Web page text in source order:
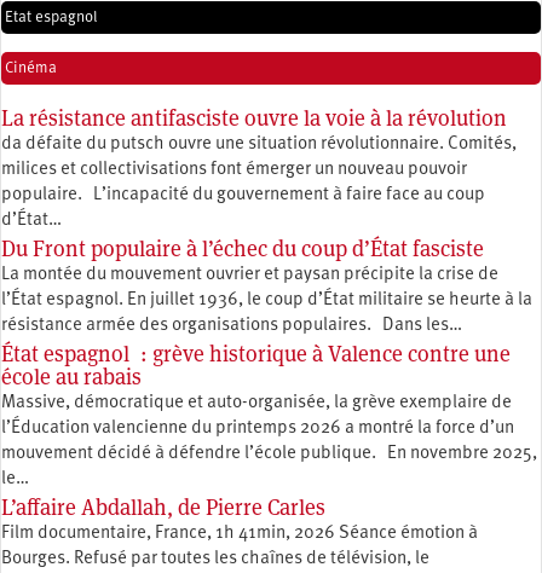
Etat espagnol
Cinéma
La résistance antifasciste ouvre la voie à la révolution
da défaite du putsch ouvre une situation révolutionnaire. Comités,
milices et collectivisations font émerger un nouveau pouvoir
populaire. L’incapacité du gouvernement à faire face au coup
d’État…
Du Front populaire à l’échec du coup d’État fasciste
La montée du mouvement ouvrier et paysan précipite la crise de
l’État espagnol. En juillet 1936, le coup d’État militaire se heurte à la
résistance armée des organisations populaires. Dans les…
État espagnol : grève historique à Valence contre une
école au rabais
Massive, démocratique et auto-organisée, la grève exemplaire de
l’Éducation valencienne du printemps 2026 a montré la force d’un
mouvement décidé à défendre l’école publique. En novembre 2025,
le…
L’affaire Abdallah, de Pierre Carles
Film documentaire, France, 1h 41min, 2026 Séance émotion à
Bourges. Refusé par toutes les chaînes de télévision, le